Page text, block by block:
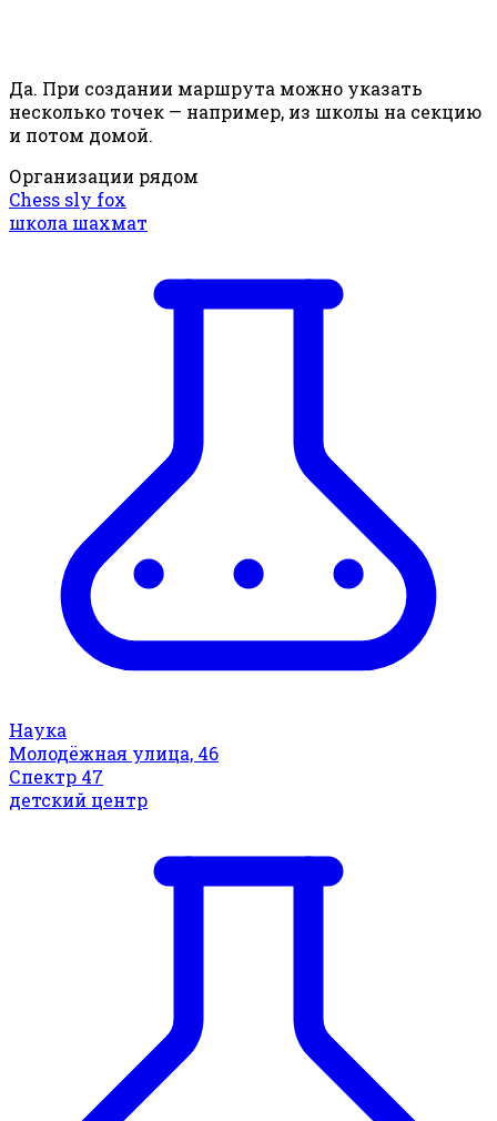
Да. При создании маршрута можно указать
несколько точек — например, из школы на секцию
и потом домой.
Организации рядом
Chess sly fox
школа шахмат
Наука
Молодёжная улица, 46
Спектр 47
детский центр